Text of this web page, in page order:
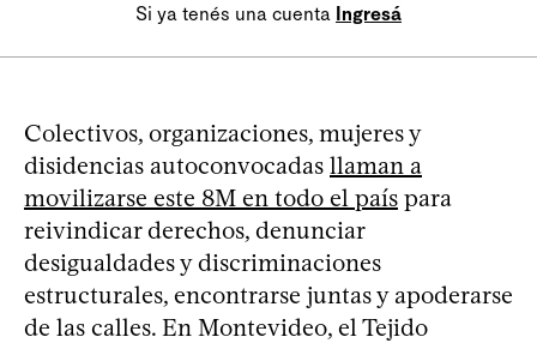
Si ya tenés una cuenta Ingresá
Colectivos, organizaciones, mujeres y
disidencias autoconvocadas llaman a
movilizarse este 8M en todo el país para
reivindicar derechos, denunciar
desigualdades y discriminaciones
estructurales, encontrarse juntas y apoderarse
de las calles. En Montevideo, el Tejido